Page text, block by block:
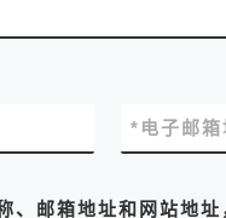
电子邮箱
*
、邮箱地址和网站地址